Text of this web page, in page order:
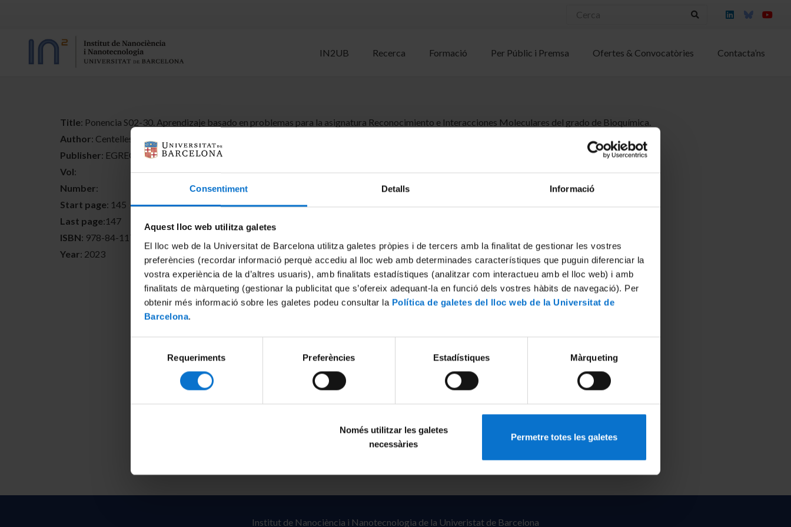
Consentiment Detalls Informació
Aquest lloc web utilitza galetes
El lloc web de la Universitat de Barcelona utilitza galetes pròpies i de tercers amb la finalitat de gestionar les vostres
preferències (recordar informació perquè accediu al lloc web amb determinades característiques que puguin diferenciar la
vostra experiència de la d’altres usuaris), amb finalitats estadístiques (analitzar com interactueu amb el lloc web) i amb
finalitats de màrqueting (gestionar la publicitat que s’ofereix adequant-la en funció dels vostres hàbits de navegació). Per
obtenir més informació sobre les galetes podeu consultar la Política de galetes del lloc web de la Universitat de
Barcelona.
consentiment
Requeriments Preferències Estadístiques Màrqueting
Només utilitzar les galetes
necessàries
Permetre totes les galetes
IN2UB Recerca Formació Per Públic i Premsa Ofertes & Convocatòries Contacta’ns
Title: Ponencia S02-30. Aprendizaje basado en problemas para la asignatura Reconocimiento e Interacciones Moleculares del grado de Bioquímica.
Author: Centelles, J.J.; Moreno, E.; de Atauri, P.; Imperial, S.
Publisher: EGREGIUS ediciones
Vol:
Number:
Start page: 145
Last page:147
ISBN: 978-84-1177-007-1
Year: 2023
Institut de Nanociència i Nanotecnologia de la Univeristat de Barcelona